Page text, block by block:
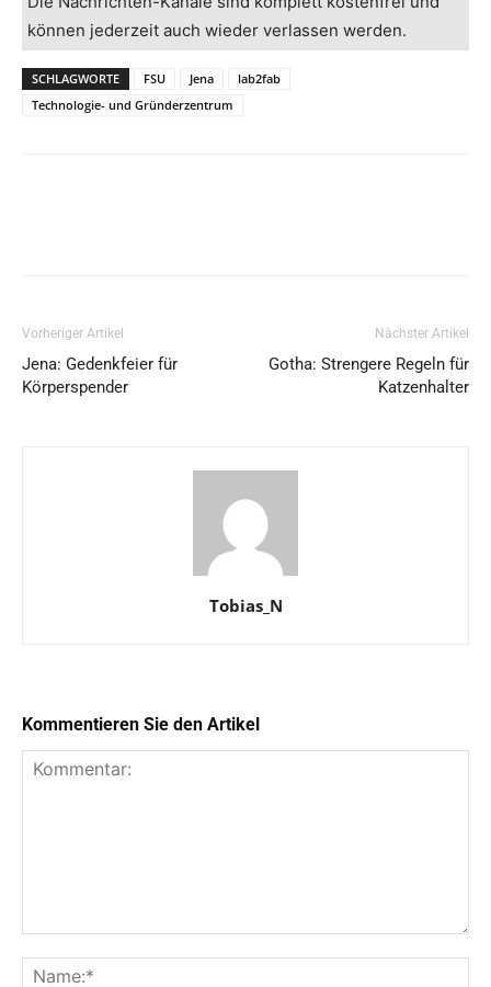
können jederzeit auch wieder verlassen werden.
SCHLAGWORTE FSU Jena
lab2fab
Technologie- und Gründerzentrum
Vorheriger Artikel
Jena: Gedenkfeier für
Körperspender
Nächster Artikel
Gotha: Strengere Regeln für
Katzenhalter
Tobias_N
Kommentieren Sie den Artikel